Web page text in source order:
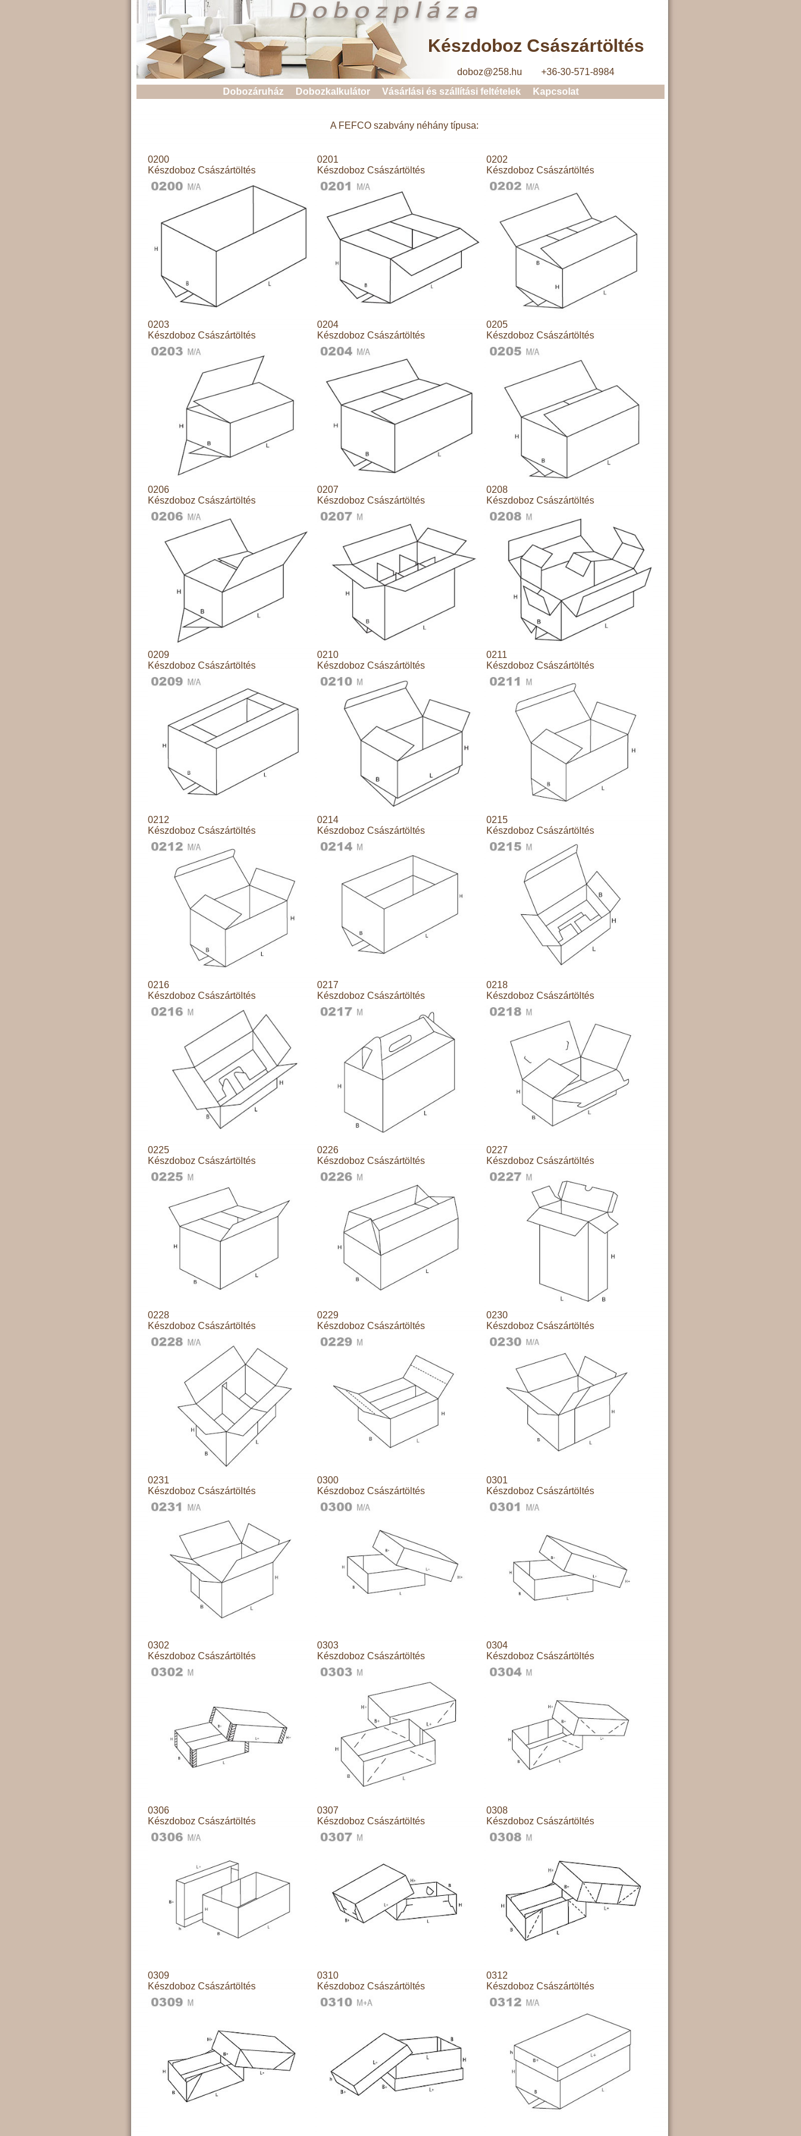
Készdoboz Császártöltés
doboz@258.hu +36-30-571-8984
Dobozáruház
Dobozkalkulátor Vásárlási és szállítási feltételek Kapcsolat
A FEFCO szabvány néhány típusa:
0200
Készdoboz Császártöltés
0201
Készdoboz Császártöltés
0202
Készdoboz Császártöltés
0203
Készdoboz Császártöltés
0204
Készdoboz Császártöltés
0205
Készdoboz Császártöltés
0206
Készdoboz Császártöltés
0207
Készdoboz Császártöltés
0208
Készdoboz Császártöltés
0209
Készdoboz Császártöltés
0210
Készdoboz Császártöltés
0211
Készdoboz Császártöltés
0212
Készdoboz Császártöltés
0214
Készdoboz Császártöltés
0215
Készdoboz Császártöltés
0216
Készdoboz Császártöltés
0217
Készdoboz Császártöltés
0218
Készdoboz Császártöltés
0225
Készdoboz Császártöltés
0226
Készdoboz Császártöltés
0227
Készdoboz Császártöltés
0228
Készdoboz Császártöltés
0229
Készdoboz Császártöltés
0230
Készdoboz Császártöltés
0231
Készdoboz Császártöltés
0300
Készdoboz Császártöltés
0301
Készdoboz Császártöltés
0302
Készdoboz Császártöltés
0303
Készdoboz Császártöltés
0304
Készdoboz Császártöltés
0306
Készdoboz Császártöltés
0307
Készdoboz Császártöltés
0308
Készdoboz Császártöltés
0309
Készdoboz Császártöltés
0310
Készdoboz Császártöltés
0312
Készdoboz Császártöltés